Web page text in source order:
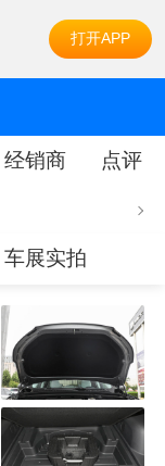
打开APP
经销商 点评
车展实拍